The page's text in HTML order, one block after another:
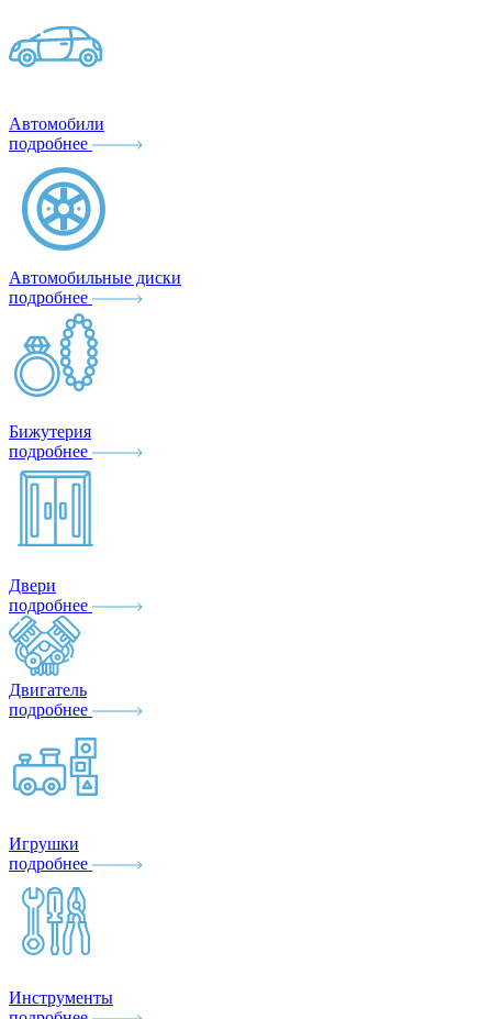
Автомобили
подробнее
Автомобильные диски
подробнее
Бижутерия
подробнее
Двери
подробнее
Двигатель
подробнее
Игрушки
подробнее
Инструменты